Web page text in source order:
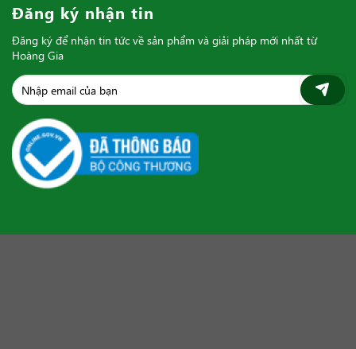
Đăng ký nhận tin
Đăng ký để nhận tin tức về sản phẩm và giải pháp mới nhất từ
Hoàng Gia